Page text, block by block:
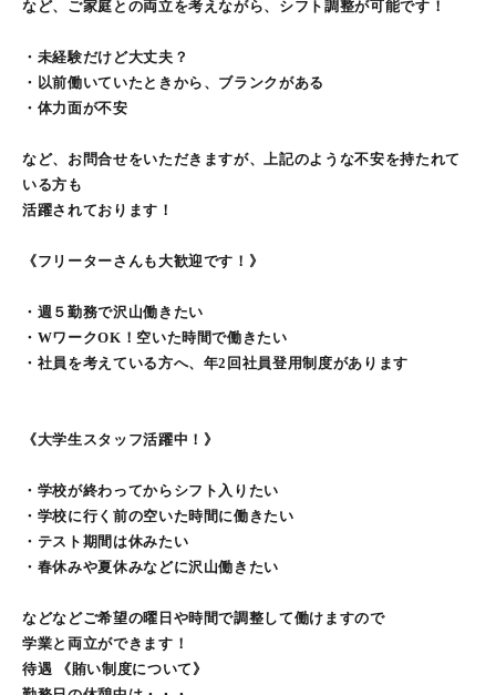
など、ご家庭との両立を考えながら、シフト調整が可能です！
・未経験だけど大丈夫？
・以前働いていたときから、ブランクがある
・体力面が不安
など、お問合せをいただきますが、上記のような不安を持たれて
いる方も
活躍されております！
《フリーターさんも大歓迎です！》
・週５勤務で沢山働きたい
・WワークOK！空いた時間で働きたい
・社員を考えている方へ、年2回社員登用制度があります
《大学生スタッフ活躍中！》
・学校が終わってからシフト入りたい
・学校に行く前の空いた時間に働きたい
・テスト期間は休みたい
・春休みや夏休みなどに沢山働きたい
などなどご希望の曜日や時間で調整して働けますので
学業と両立ができます！
待遇 《賄い制度について》